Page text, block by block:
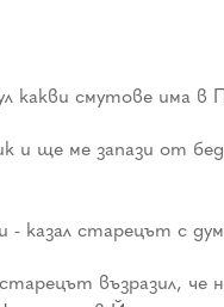
какви смутове има в
и ще ме запази от
казал старецът с
възразил,